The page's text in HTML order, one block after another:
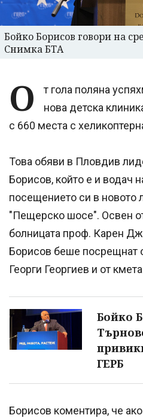
Бойко Борисов говори на
Снимка БТА
О
т гола поляна
нова детска
с 660 места с
Това обяви в Пловдив
Борисов, който е и водач
посещението си в новото
"Пещерско шосе". Освен
болницата проф. Карен
Борисов беше посрещнат
Георги Георгиев и от
Бойко
ГЕРБ
Борисов коментира, че